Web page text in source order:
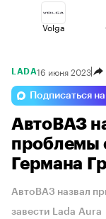
Volga
Esteo
Jaecoo
LADA16 июня 2023
Подписаться
АвтоВАЗ
проблемы
Германа
АвтоВАЗ назвал
завести Lada Aura